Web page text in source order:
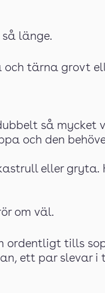
länge.
och tärna grovt
så mycket
och den
eller gryta.
om väl.
ordentligt tills
ett par slevar i